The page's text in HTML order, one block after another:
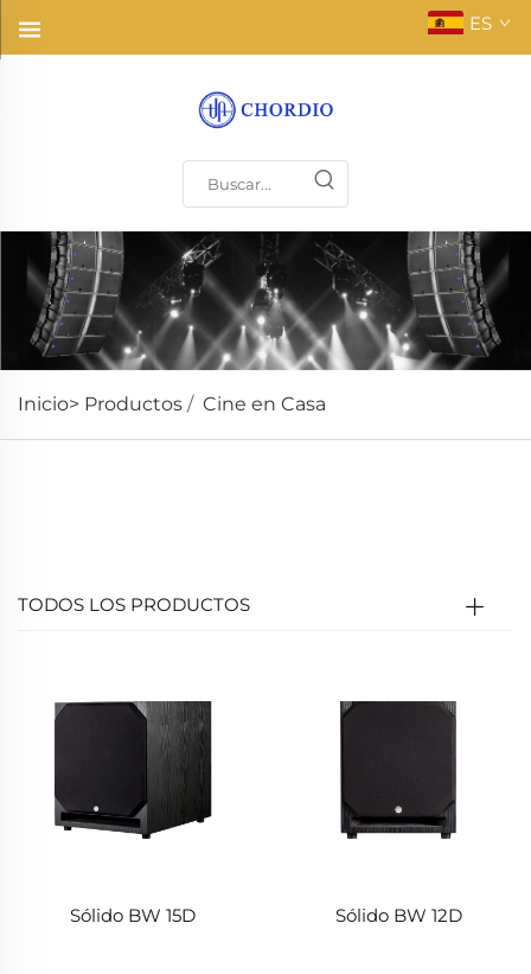
ES
Inicio> Productos / Cine en Casa
TODOS LOS PRODUCTOS
Sólido BW 15D Sólido BW 12D